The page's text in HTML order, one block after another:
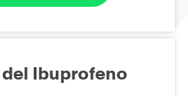
Ibuprofeno